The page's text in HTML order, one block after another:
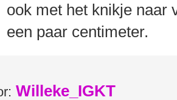
ook met het knikje naar
een paar centimeter.
Willeke_IGKT